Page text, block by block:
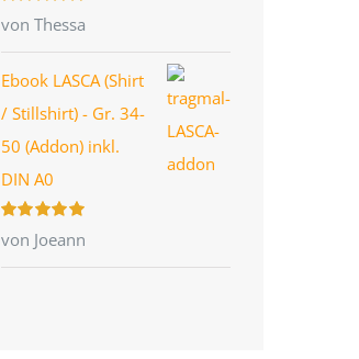
Bewertet
mit5 von 5
von Thessa
Ebook LASCA (Shirt
/ Stillshirt) - Gr. 34-
50 (Addon) inkl.
DIN A0
Bewertet
mit5 von 5
von Joeann